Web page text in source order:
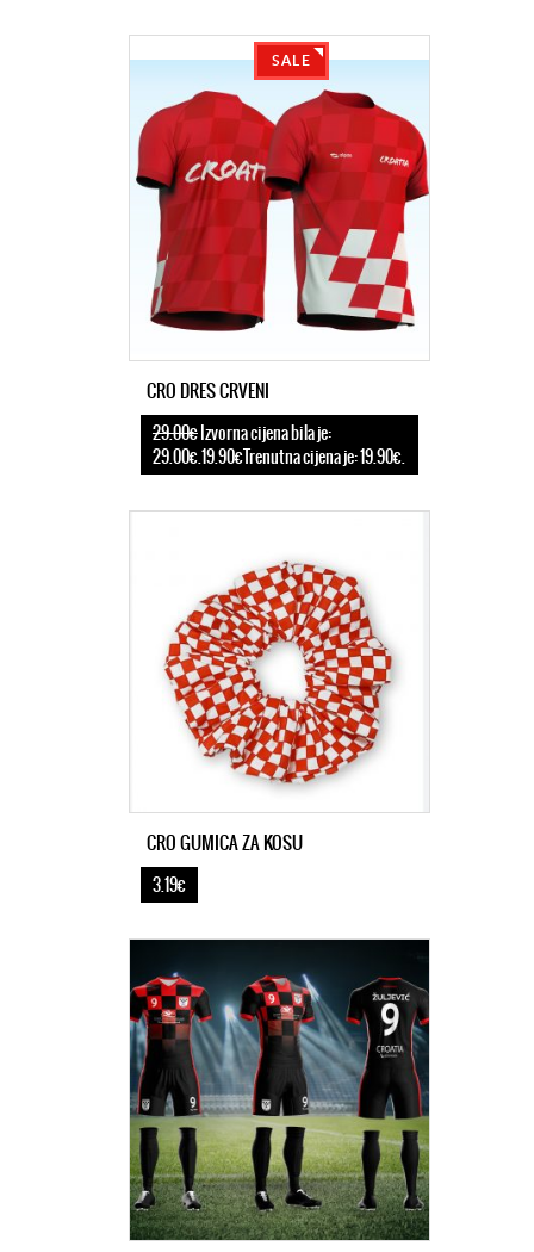
SALE
CRO DRES CRVENI
29.00€Izvorna cijena bila je:
29.00€.19.90€Trenutna cijena je: 19.90€.
CRO GUMICA ZA KOSU
3.19€